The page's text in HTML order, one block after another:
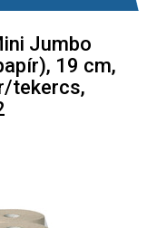
Jumbo
19 cm,
tekercs,